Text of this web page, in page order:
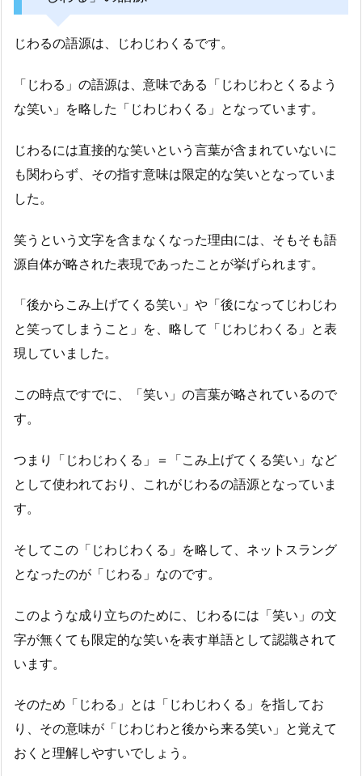
じわるの語源は、じわじわくるです。
「じわる」の語源は、意味である「じわじわとくるよう
な笑い」を略した「じわじわくる」となっています。
じわるには直接的な笑いという言葉が含まれていないに
も関わらず、その指す意味は限定的な笑いとなっていま
した。
笑うという文字を含まなくなった理由には、そもそも語
源自体が略された表現であったことが挙げられます。
「後からこみ上げてくる笑い」や「後になってじわじわ
と笑ってしまうこと」を、略して「じわじわくる」と表
現していました。
この時点ですでに、「笑い」の言葉が略されているので
す。
つまり「じわじわくる」＝「こみ上げてくる笑い」など
として使われており、これがじわるの語源となっていま
す。
そしてこの「じわじわくる」を略して、ネットスラング
となったのが「じわる」なのです。
このような成り立ちのために、じわるには「笑い」の文
字が無くても限定的な笑いを表す単語として認識されて
います。
そのため「じわる」とは「じわじわくる」を指してお
り、その意味が「じわじわと後から来る笑い」と覚えて
おくと理解しやすいでしょう。